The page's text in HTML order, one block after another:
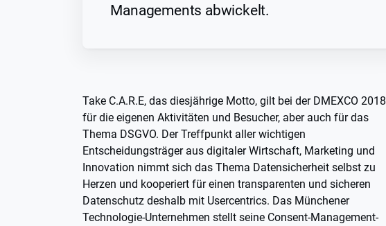
Managements abwickelt.
Take C.A.R.E, das diesjährige Motto, gilt bei der DMEXCO 2018
für die eigenen Aktivitäten und Besucher, aber auch für das
Thema DSGVO. Der Treffpunkt aller wichtigen
Entscheidungsträger aus digitaler Wirtschaft, Marketing und
Innovation nimmt sich das Thema Datensicherheit selbst zu
Herzen und kooperiert für einen transparenten und sicheren
Datenschutz deshalb mit Usercentrics. Das Münchener
Technologie-Unternehmen stellt seine Consent-Management-